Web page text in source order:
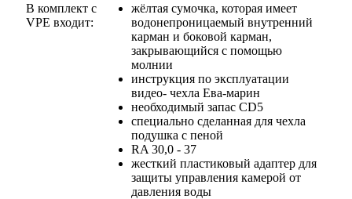
В комплект с
VPE входит:
жёлтая сумочка, которая имеет
водонепроницаемый внутренний
карман и боковой карман,
закрывающийся с помощью
молнии
инструкция по эксплуатации
видео- чехла Ева-марин
необходимый запас CD5
специально сделанная для чехла
подушка с пеной
RA 30,0 - 37
жесткий пластиковый адаптер для
защиты управления камерой от
давления воды